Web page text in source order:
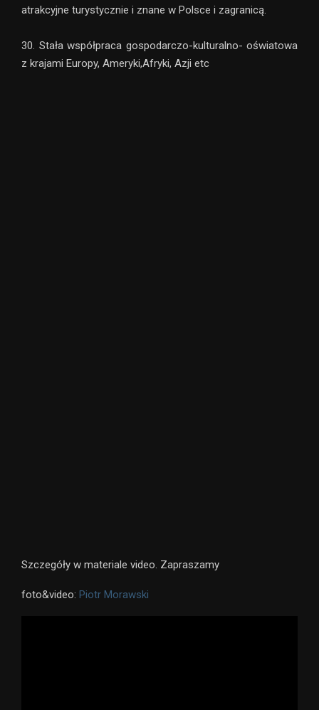
atrakcyjne turystycznie i znane w Polsce i zagranicą.
30. Stała współpraca gospodarczo-kulturalno- oświatowa
z krajami Europy, Ameryki,Afryki, Azji etc
Szczegóły w materiale video. Zapraszamy
foto&video: Piotr Morawski